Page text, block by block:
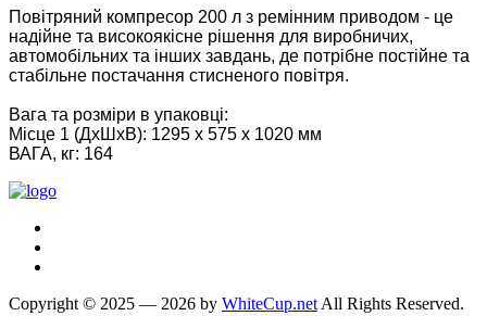
Повітряний компресор 200 л з ремінним приводом - це
надійне та високоякісне рішення для виробничих,
автомобільних та інших завдань, де потрібне постійне та
стабільне постачання стисненого повітря.
Вага та розміри в упаковці:
Місце 1 (ДхШхВ): 1295 x 575 x 1020 мм
ВАГА, кг: 164
Copyright © 2025 — 2026 by WhiteCup.netAll Rights Reserved.